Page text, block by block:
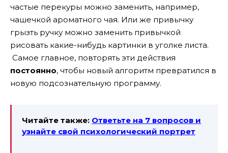
частые перекуры можно заменить, например,
чашечкой ароматного чая. Или же привычку
грызть ручку можно заменить привычкой
рисовать какие-нибудь картинки в уголке листа.
Самое главное, повторять эти действия
постоянно, чтобы новый алгоритм превратился в
новую подсознательную программу.
Читайте также: Ответьте на 7 вопросов и
узнайте свой психологический портрет